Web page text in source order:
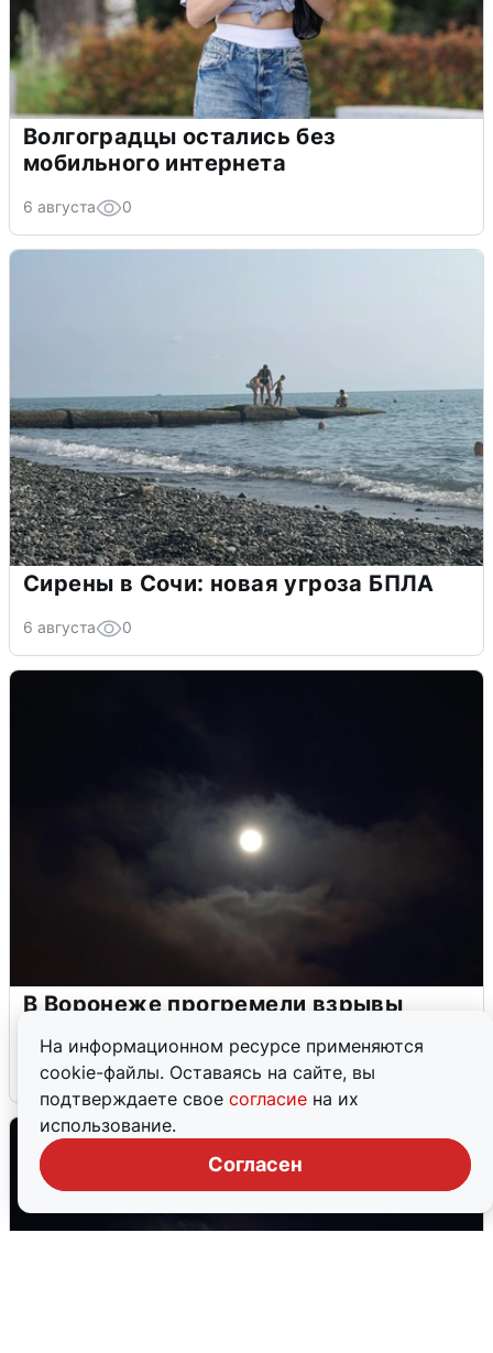
На информационном ресурсе применяются
cookie-файлы. Оставаясь на сайте, вы
подтверждаете свое согласие на их
использование.
Согласен
Волгоградцы остались без
мобильного интернета
6 августа 0
Сирены в Сочи: новая угроза БПЛА
6 августа 0
В Воронеже прогремели взрывы
5 августа 0